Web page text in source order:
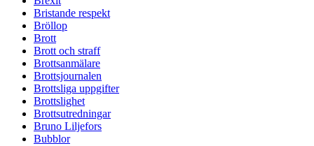
Bristande respekt
Bröllop
Brott
Brott och straff
Brottsanmälare
Brottsjournalen
Brottsliga uppgifter
Brottslighet
Brottsutredningar
Bruno Liljefors
Bubblor